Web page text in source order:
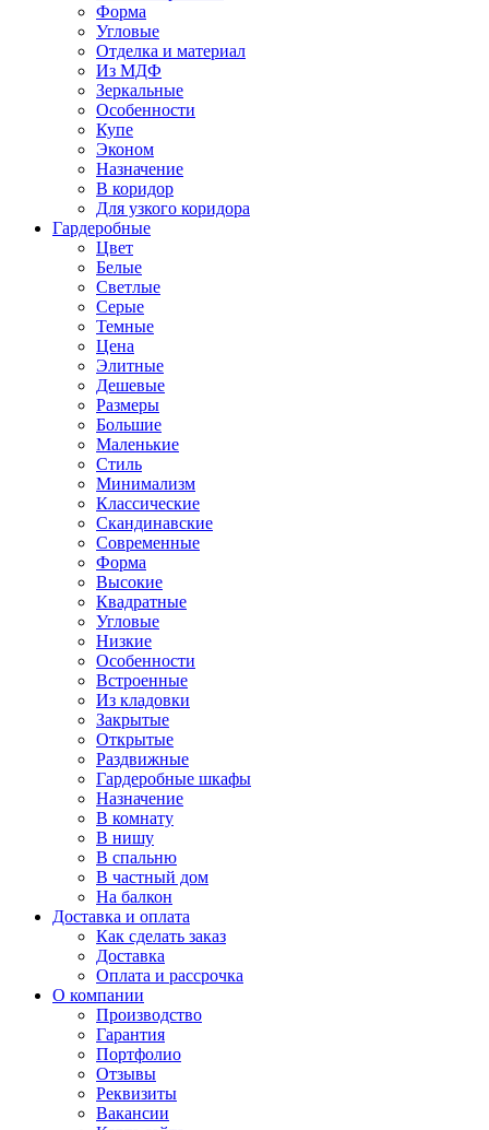
Форма
Угловые
Отделка и материал
Из МДФ
Зеркальные
Особенности
Купе
Эконом
Назначение
В коридор
Для узкого коридора
Гардеробные
Цвет
Белые
Светлые
Серые
Темные
Цена
Элитные
Дешевые
Размеры
Большие
Маленькие
Стиль
Минимализм
Классические
Скандинавские
Современные
Форма
Высокие
Квадратные
Угловые
Низкие
Особенности
Встроенные
Из кладовки
Закрытые
Открытые
Раздвижные
Гардеробные шкафы
Назначение
В комнату
В нишу
В спальню
В частный дом
На балкон
Доставка и оплата
Как сделать заказ
Доставка
Оплата и рассрочка
О компании
Производство
Гарантия
Портфолио
Отзывы
Реквизиты
Вакансии